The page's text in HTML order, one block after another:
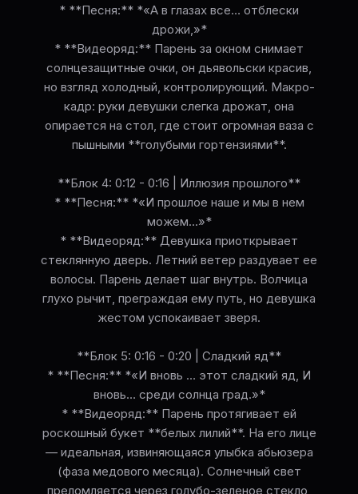
* **Песня:** *«А в глазах все… отблески
дрожи,»*
* **Видеоряд:** Парень за окном снимает
солнцезащитные очки, он дьявольски красив,
но взгляд холодный, контролирующий. Макро-
кадр: руки девушки слегка дрожат, она
опирается на стол, где стоит огромная ваза с
пышными **голубыми гортензиями**.
**Блок 4: 0:12 - 0:16 | Иллюзия прошлого**
* **Песня:** *«И прошлое наше и мы в нем
можем...»*
* **Видеоряд:** Девушка приоткрывает
стеклянную дверь. Летний ветер раздувает ее
волосы. Парень делает шаг внутрь. Волчица
глухо рычит, преграждая ему путь, но девушка
жестом успокаивает зверя.
**Блок 5: 0:16 - 0:20 | Сладкий яд**
* **Песня:** *«И вновь … этот сладкий яд, И
вновь… среди солнца град.»*
* **Видеоряд:** Парень протягивает ей
роскошный букет **белых лилий**. На его лице
— идеальная, извиняющаяся улыбка абьюзера
(фаза медового месяца). Солнечный свет
преломляется через голубо-зеленое стекло,